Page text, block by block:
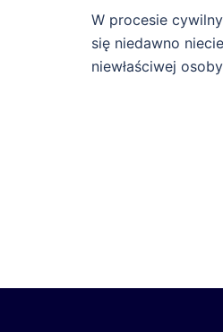
W procesie
się niedawno
niewłaściwej